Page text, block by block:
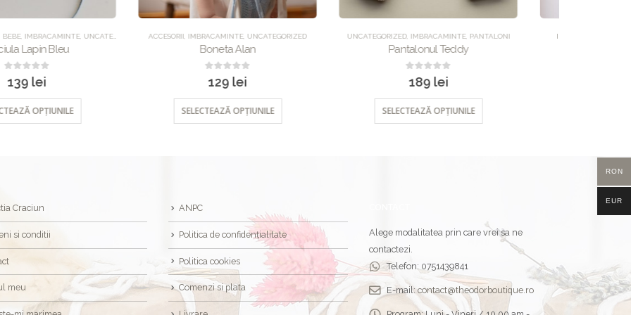
,IMBRACAMINTE,UNCATEGORIZED
Boneta Alan
out of 5
129
SELECTEAZĂ OPȚIUNILE
UNCATEGORIZED,IMBRACAMINTE,PANTALONI
Pantalonul Teddy
out of 5
189
SELECTEAZĂ OPȚIUNILE
IMBRACAMINTE,ROCHII ,UNCATEGORIZED
Rochia Eleonor
0 out of 5
350
SELECTEAZĂ OPȚIUNILE
Craciun
si conditii
meu
ANPC
Politica de confidențialitate
Politica cookies
Comenzi si plata
Alege modalitatea prin care vrei sa ne
contactezi.
Telefon: 0751439841
E-mail: contact@theodorboutique.ro
RON
EUR